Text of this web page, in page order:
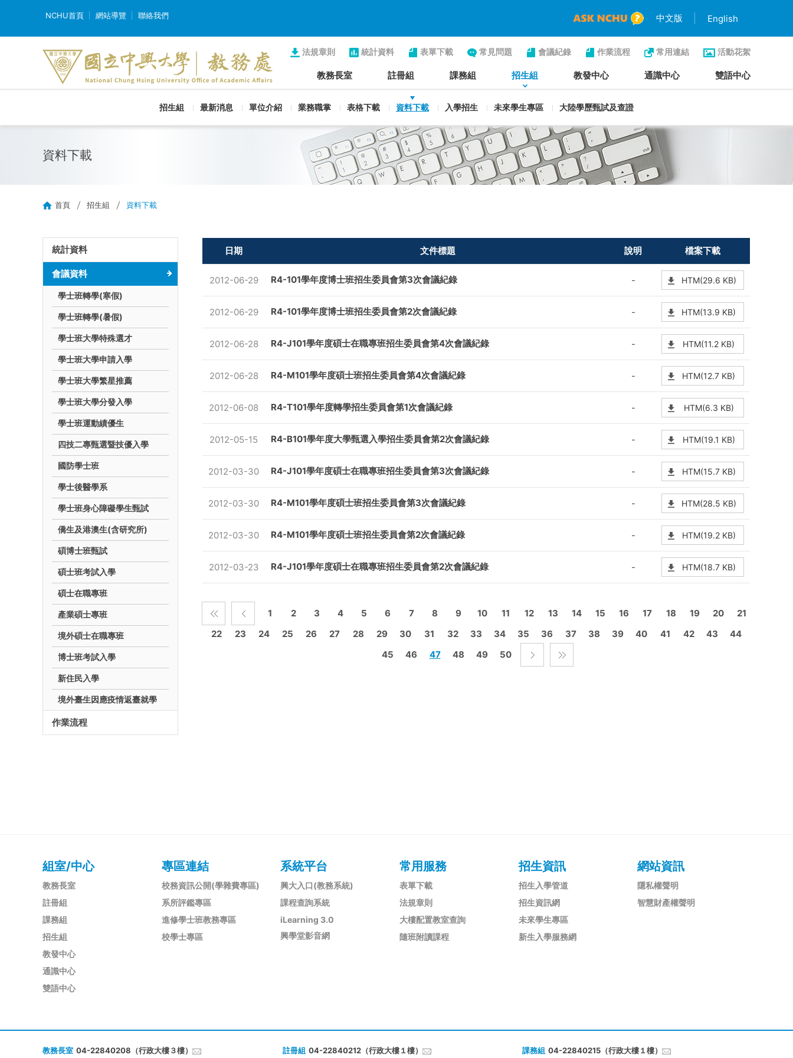
NCHU首頁 網站導覽 聯絡我們 中文版 English
法規章則 統計資料 表單下載 常見問題 會議紀錄 作業流程 常用連結 活動花絮
教務長室 註冊組 課務組 招生組
招生組 最新消息 單位介紹 業務職掌 表格下載 資料下載 入學招生 未來學生專區 大陸學歷甄試及查證
教發中心 通識中心 雙語中心
資料下載
首頁 招生組 資料下載
統計資料
會議資料
學士班轉學(寒假)
學士班轉學(暑假)
學士班大學特殊選才
學士班大學申請入學
學士班大學繁星推薦
學士班大學分發入學
學士班運動績優生
四技二專甄選暨技優入學
國防學士班
學士後醫學系
學士班身心障礙學生甄試
僑生及港澳生(含研究所)
碩博士班甄試
碩士班考試入學
碩士在職專班
產業碩士專班
境外碩士在職專班
博士班考試入學
新住民入學
境外臺生因應疫情返臺就學
作業流程
日期 文件標題 說明 檔案下載
2012-06-29 R4-101學年度博士班招生委員會第3次會議紀錄 - HTM(29.6 KB)
2012-06-29 R4-101學年度博士班招生委員會第2次會議紀錄 - HTM(13.9 KB)
2012-06-28 R4-J101學年度碩士在職專班招生委員會第4次會議紀錄 - HTM(11.2 KB)
2012-06-28 R4-M101學年度碩士班招生委員會第4次會議紀錄 - HTM(12.7 KB)
2012-06-08 R4-T101學年度轉學招生委員會第1次會議紀錄 - HTM(6.3 KB)
2012-05-15 R4-B101學年度大學甄選入學招生委員會第2次會議紀錄 - HTM(19.1 KB)
2012-03-30 R4-J101學年度碩士在職專班招生委員會第3次會議紀錄 - HTM(15.7 KB)
2012-03-30 R4-M101學年度碩士班招生委員會第3次會議紀錄 - HTM(28.5 KB)
2012-03-30 R4-M101學年度碩士班招生委員會第2次會議紀錄 - HTM(19.2 KB)
2012-03-23 R4-J101學年度碩士在職專班招生委員會第2次會議紀錄 - HTM(18.7 KB)
1 2 3 4 5 6 7 8 9 10 11 12 13 14 15 16 17 18 19 20
21
22
23 24 25 26 27 28 29 30 31 32 33 34 35 36 37 38 39 40 41 42 43
44
45
46 47 48 49 50
組室/中心
教務長室
註冊組
課務組
招生組
教發中心
通識中心
雙語中心
專區連結
校務資訊公開(學雜費專區)
系所評鑑專區
進修學士班教務專區
校學士專區
系統平台
興大入口(教務系統)
課程查詢系統
iLearning 3.0
興學堂影音網
常用服務
表單下載
法規章則
大樓配置教室查詢
隨班附讀課程
招生資訊
招生入學管道
招生資訊網
未來學生專區
新生入學服務網
網站資訊
隱私權聲明
智慧財產權聲明
教務長室 04-22840208（行政大樓３樓） 註冊組 04-22840212（行政大樓１樓） 課務組 04-22840215（行政大樓１樓）